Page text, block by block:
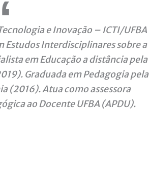
e Inovação – ICTI/UFBA
Estudos Interdisciplinares sobre a
em Educação a distância pela
Graduada em Pedagogia pela
(2016). Atua como assessora
ao Docente UFBA (APDU).